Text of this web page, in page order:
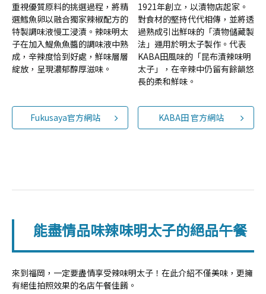
重視優質原料的挑選過程，將精
選鱈魚卵以融合獨家辣椒配方的
特製調味液慢工浸漬。辣味明太
子在加入鯷魚魚醬的調味液中熟
成，辛辣度恰到好處，鮮味層層
綻放，呈現濃郁醇厚滋味。
Fukusaya官方網站
1921年創立，以漬物店起家。
對食材的堅持代代相傳，並將透
過熟成引出鮮味的「漬物儲藏製
法」運用於明太子製作。代表
KABA田風味的「昆布漬辣味明
太子」，在辛辣中仍留有餘韻悠
長的柔和鮮味。
KABA田 官方網站
能盡情品味辣味明太子的絕品午餐
來到福岡，一定要盡情享受辣味明太子！在此介紹不僅美味，更擁
有絕佳拍照效果的名店午餐佳餚。